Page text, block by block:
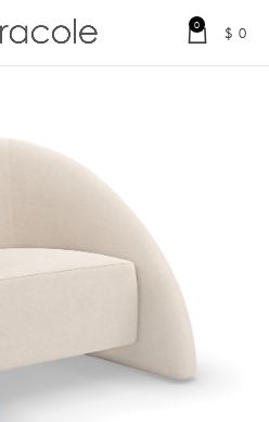
0 $ 0